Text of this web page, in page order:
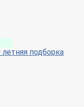
подборка